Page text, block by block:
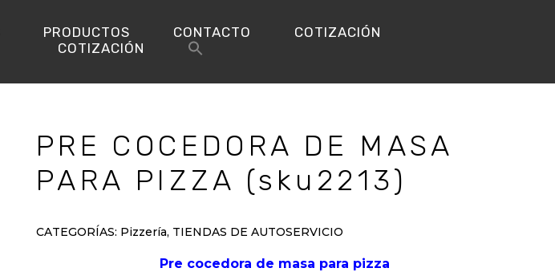
PRODUCTOS CONTACTO
COTIZACIÓN
COTIZACIÓN
PRE COCEDORA DE MASA
PARA PIZZA (sku2213)
CATEGORÍAS: Pizzería, TIENDAS DE AUTOSERVICIO
Pre cocedora de masa para pizza